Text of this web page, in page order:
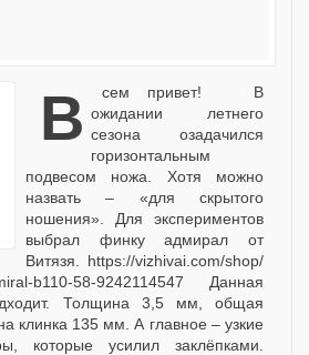
Всем привет! В ожидании летнего
сезона озадачился
горизонтальным
подвесом ножа. Хотя можно
назвать – «для скрытого
ношения». Для экспериментов
выбрал финку адмирал от
Витязя. https://vizhivai.com/shop/
b110-58-9242114547 Данная
Толщина 3,5 мм, общая
клинка 135 мм. А главное – узкие
которые усилил заклёпками.